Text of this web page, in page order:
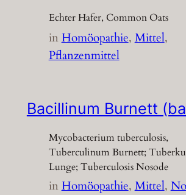
Echter Hafer, Common Oats
inHomöopathie, Mittel
Pflanzenmittel
Bacillinum Burnett
Mycobacterium tuberculosis,
Tuberculinum Burnett;
Lunge; Tuberculosis Nosode
inHomöopathie, Mittel,